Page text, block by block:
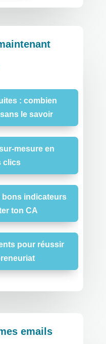
: combien
le savoir
mesure en
clics
indicateurs
ton CA
pour réussir
emails